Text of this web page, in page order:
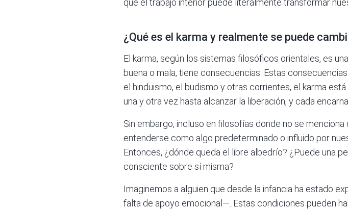
¿Qué es el karma y realmente se puede
El karma, según los sistemas filosóficos orientales, es
buena o mala, tiene consecuencias. Estas
el hinduismo, el budismo y otras corrientes, el karma
una y otra vez hasta alcanzar la liberación, y cada
Sin embargo, incluso en filosofías donde no se
entenderse como algo predeterminado o influido por
Entonces, ¿dónde queda el libre albedrío? ¿Puede una
consciente sobre sí misma?
Imaginemos a alguien que desde la infancia ha estado
falta de apoyo emocional—. Estas condiciones pueden